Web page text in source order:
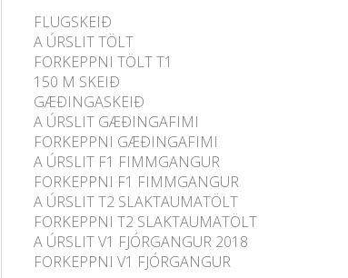
FLUGSKEIÐ
A ÚRSLIT TÖLT
FORKEPPNI TÖLT T1
150 M SKEIÐ
GÆÐINGASKEIÐ
A ÚRSLIT GÆÐINGAFIMI
FORKEPPNI GÆÐINGAFIMI
A ÚRSLIT F1 FIMMGANGUR
FORKEPPNI F1 FIMMGANGUR
A ÚRSLIT T2 SLAKTAUMATÖLT
FORKEPPNI T2 SLAKTAUMATÖLT
A ÚRSLIT V1 FJÓRGANGUR 2018
FORKEPPNI V1 FJÓRGANGUR